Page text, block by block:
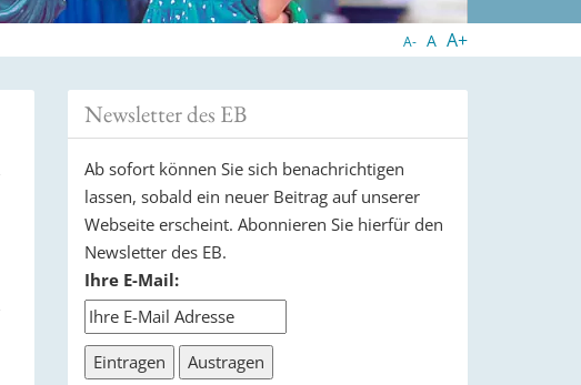
A- A A+
Newsletter des EB
Ab sofort können Sie sich benachrichtigen
lassen, sobald ein neuer Beitrag auf unserer
Webseite erscheint. Abonnieren Sie hierfür den
Newsletter des EB.
Ihre E-Mail: